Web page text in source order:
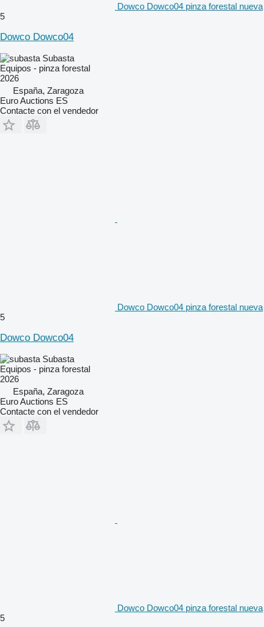
Dowco Dowco04 pinza forestal nueva
5
Dowco Dowco04
Subasta
Equipos - pinza forestal
2026
España, Zaragoza
Euro Auctions ES
Contacte con el vendedor
Dowco Dowco04 pinza forestal nueva
5
Dowco Dowco04
Subasta
Equipos - pinza forestal
2026
España, Zaragoza
Euro Auctions ES
Contacte con el vendedor
Dowco Dowco04 pinza forestal nueva
5